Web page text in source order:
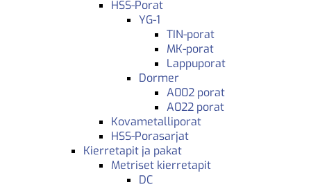
HSS-Porat
YG-1
TIN-porat
MK-porat
Lappuporat
Dormer
A002 porat
A022 porat
Kovametalliporat
HSS-Porasarjat
Kierretapit ja pakat
Metriset kierretapit
DC